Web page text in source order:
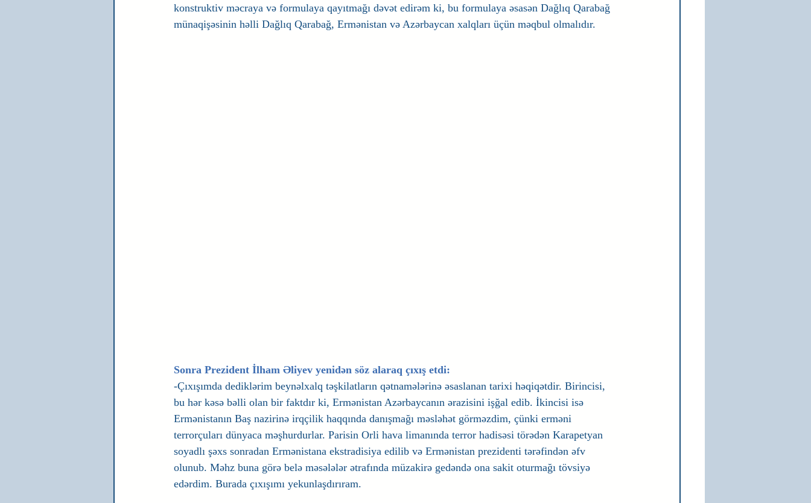
konstruktiv məcraya və formulaya qayıtmağı dəvət edirəm ki, bu formulaya əsasən Dağlıq Qarabağ
münaqişəsinin həlli Dağlıq Qarabağ, Ermənistan və Azərbaycan xalqları üçün məqbul olmalıdır.
Sonra Prezident İlham Əliyev yenidən söz alaraq çıxış etdi:
-Çıxışımda dediklərim beynəlxalq təşkilatların qətnamələrinə əsaslanan tarixi həqiqətdir. Birincisi,
bu hər kəsə bəlli olan bir faktdır ki, Ermənistan Azərbaycanın ərazisini işğal edib. İkincisi isə
Ermənistanın Baş nazirinə irqçilik haqqında danışmağı məsləhət görməzdim, çünki erməni
terrorçuları dünyaca məşhurdurlar. Parisin Orli hava limanında terror hadisəsi törədən Karapetyan
soyadlı şəxs sonradan Ermənistana ekstradisiya edilib və Ermənistan prezidenti tərəfindən əfv
olunub. Məhz buna görə belə məsələlər ətrafında müzakirə gedəndə ona sakit oturmağı tövsiyə
edərdim. Burada çıxışımı yekunlaşdırıram.